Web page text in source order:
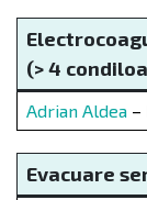
(> 4
Adrian Aldea –
Evacuare